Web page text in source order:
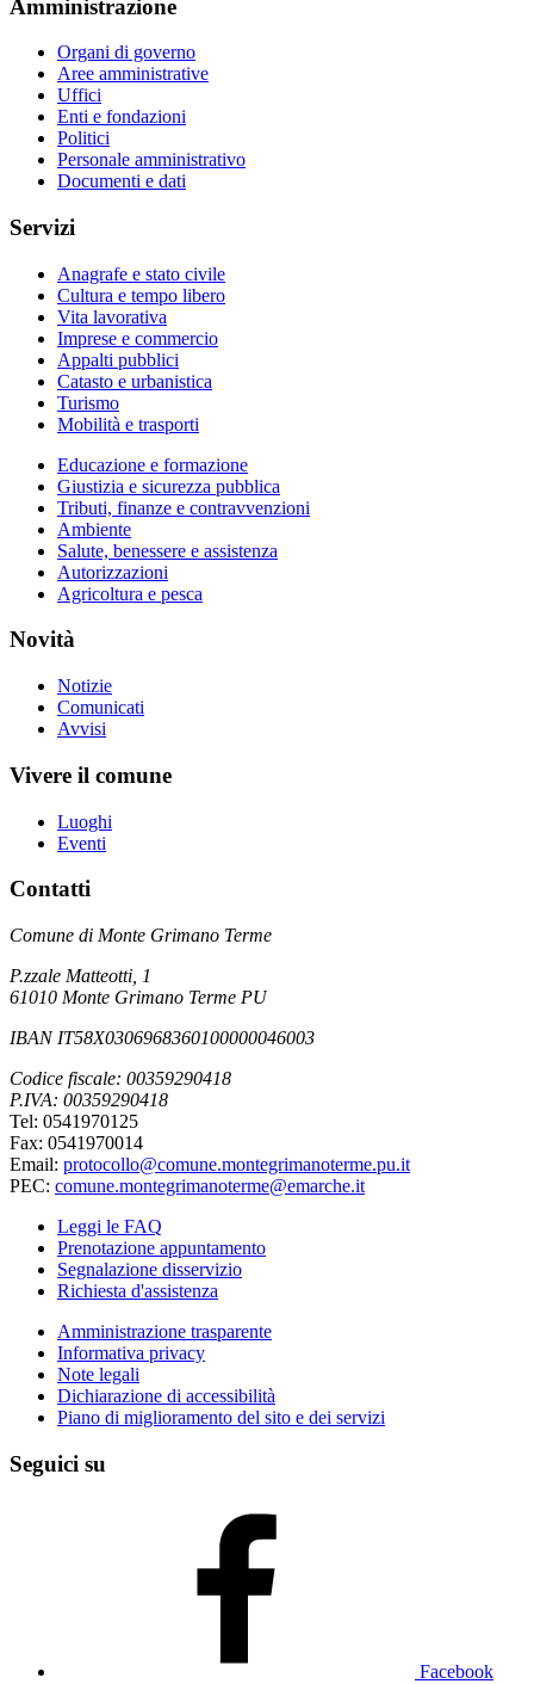
Amministrazione
Organi di governo
Aree amministrative
Uffici
Enti e fondazioni
Politici
Personale amministrativo
Documenti e dati
Servizi
Anagrafe e stato civile
Cultura e tempo libero
Vita lavorativa
Imprese e commercio
Appalti pubblici
Catasto e urbanistica
Turismo
Mobilità e trasporti
Educazione e formazione
Giustizia e sicurezza pubblica
Tributi, finanze e contravvenzioni
Ambiente
Salute, benessere e assistenza
Autorizzazioni
Agricoltura e pesca
Novità
Notizie
Comunicati
Avvisi
Vivere il comune
Luoghi
Eventi
Contatti
Comune di Monte Grimano Terme
P.zzale Matteotti, 1
61010 Monte Grimano Terme PU
IBAN IT58X0306968360100000046003
Codice fiscale: 00359290418
P.IVA: 00359290418
Tel: 0541970125
Fax: 0541970014
Email: protocollo@comune.montegrimanoterme.pu.it
PEC: comune.montegrimanoterme@emarche.it
Leggi le FAQ
Prenotazione appuntamento
Segnalazione disservizio
Richiesta d'assistenza
Amministrazione trasparente
Informativa privacy
Note legali
Dichiarazione di accessibilità
Piano di miglioramento del sito e dei servizi
Seguici su
Facebook